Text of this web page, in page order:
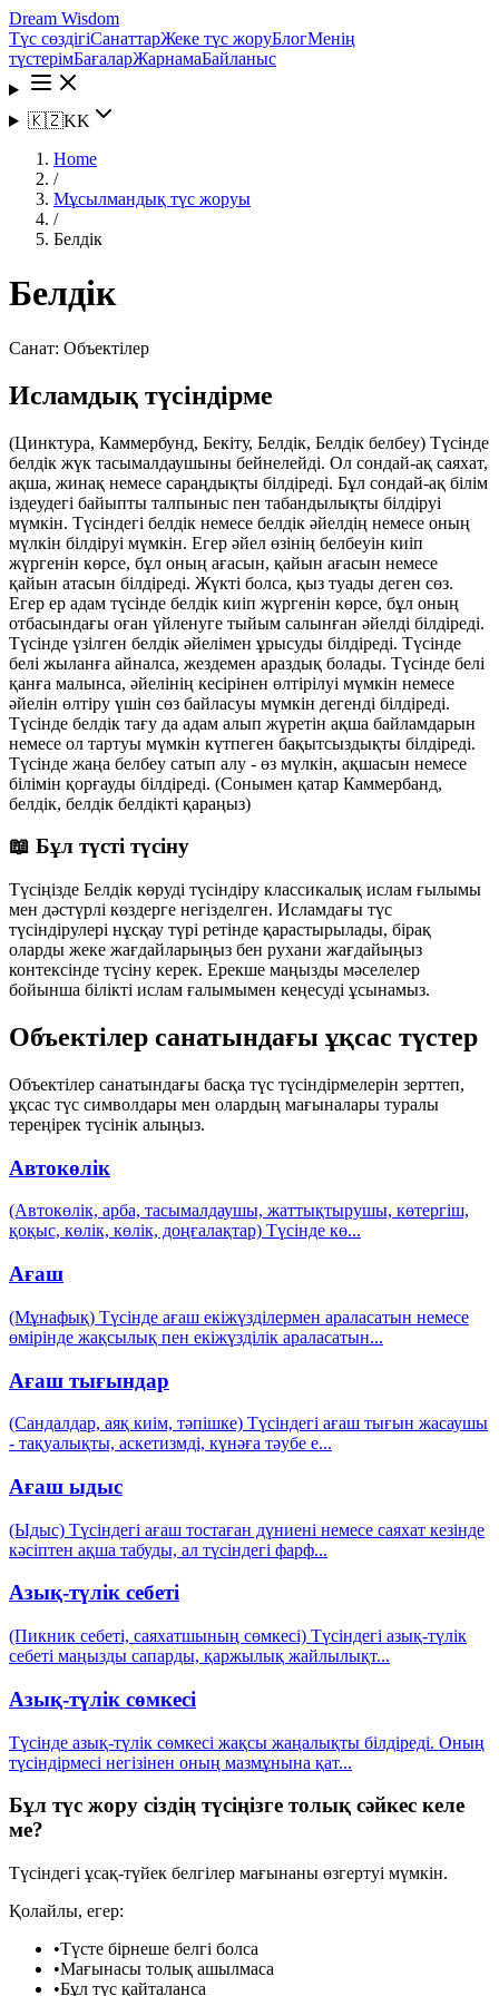
Dream Wisdom
Түс сөздігіСанаттарЖеке түс жоруБлогМенің
түстерімБағаларЖарнамаБайланыс
🇰🇿KK
Home
/
Мұсылмандық түс жоруы
/
Белдік
Белдік
Санат: Объектілер
Исламдық түсіндірме
(Цинктура, Каммербунд, Бекіту, Белдік, Белдік белбеу) Түсінде
белдік жүк тасымалдаушыны бейнелейді. Ол сондай-ақ саяхат,
ақша, жинақ немесе сараңдықты білдіреді. Бұл сондай-ақ білім
іздеудегі байыпты талпыныс пен табандылықты білдіруі
мүмкін. Түсіндегі белдік немесе белдік әйелдің немесе оның
мүлкін білдіруі мүмкін. Егер әйел өзінің белбеуін киіп
жүргенін көрсе, бұл оның ағасын, қайын ағасын немесе
қайын атасын білдіреді. Жүкті болса, қыз туады деген сөз.
Егер ер адам түсінде белдік киіп жүргенін көрсе, бұл оның
отбасындағы оған үйленуге тыйым салынған әйелді білдіреді.
Түсінде үзілген белдік әйелімен ұрысуды білдіреді. Түсінде
белі жыланға айналса, жездемен араздық болады. Түсінде белі
қанға малынса, әйелінің кесірінен өлтірілуі мүмкін немесе
әйелін өлтіру үшін сөз байласуы мүмкін дегенді білдіреді.
Түсінде белдік тағу да адам алып жүретін ақша байламдарын
немесе ол тартуы мүмкін күтпеген бақытсыздықты білдіреді.
Түсінде жаңа белбеу сатып алу - өз мүлкін, ақшасын немесе
білімін қорғауды білдіреді. (Сонымен қатар Каммербанд,
белдік, белдік белдікті қараңыз)
📖 Бұл түсті түсіну
Түсіңізде Белдік көруді түсіндіру классикалық ислам ғылымы
мен дәстүрлі көздерге негізделген. Исламдағы түс
түсіндірулері нұсқау түрі ретінде қарастырылады, бірақ
оларды жеке жағдайларыңыз бен рухани жағдайыңыз
контексінде түсіну керек. Ерекше маңызды мәселелер
бойынша білікті ислам ғалымымен кеңесуді ұсынамыз.
Объектілер санатындағы ұқсас түстер
Объектілер санатындағы басқа түс түсіндірмелерін зерттеп,
ұқсас түс символдары мен олардың мағыналары туралы
тереңірек түсінік алыңыз.
Автокөлік
(Автокөлік, арба, тасымалдаушы, жаттықтырушы, көтергіш,
қоқыс, көлік, көлік, доңғалақтар) Түсінде кө...
Ағаш
(Мұнафық) Түсінде ағаш екіжүзділермен араласатын немесе
өмірінде жақсылық пен екіжүзділік араласатын...
Ағаш тығындар
(Сандалдар, аяқ киім, тәпішке) Түсіндегі ағаш тығын жасаушы
- тақуалықты, аскетизмді, күнәға тәубе е...
Ағаш ыдыс
(Ыдыс) Түсіндегі ағаш тостаған дүниені немесе саяхат кезінде
кәсіптен ақша табуды, ал түсіндегі фарф...
Азық-түлік себеті
(Пикник себеті, саяхатшының сөмкесі) Түсіндегі азық-түлік
себеті маңызды сапарды, қаржылық жайлылықт...
Азық-түлік сөмкесі
Түсінде азық-түлік сөмкесі жақсы жаңалықты білдіреді. Оның
түсіндірмесі негізінен оның мазмұнына қат...
Бұл түс жору сіздің түсіңізге толық сәйкес келе
ме?
Түсіндегі ұсақ-түйек белгілер мағынаны өзгертуі мүмкін.
Қолайлы, егер:
•Түсте бірнеше белгі болса
•Мағынасы толық ашылмаса
•Бұл түс қайталанса